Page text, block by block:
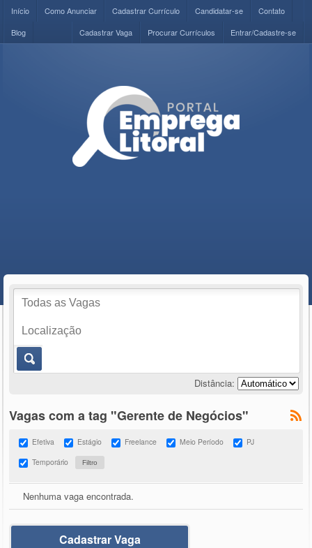
Início Como Anunciar Cadastrar Currículo Candidatar-se
Contato
Blog
Entrar/Cadastre-se
Procurar Currículos
Cadastrar Vaga
Distância:
Vagas com a tag "Gerente de Negócios"
Efetiva Estágio Freelance Meio Período
PJ
Temporário
Nenhuma vaga encontrada.
Cadastrar Vaga